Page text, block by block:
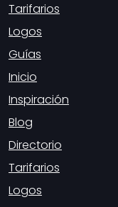
Tarifarios
Logos
Guías
Inicio
Inspiración
Blog
Directorio
Tarifarios
Logos